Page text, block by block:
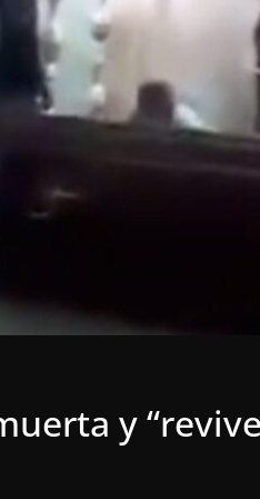
y
LOCALES OPINIÓN
5 agosto, 2026